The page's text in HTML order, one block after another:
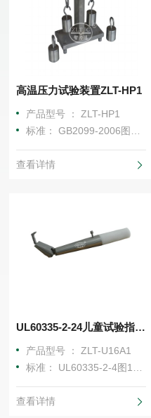
高温压力试验装置ZLT-HP1
产品型号 ： ZLT-HP1
标准： GB2099-2006图41、IEC60884-1：2022图44（30.1条
查看详情
UL60335-2-24儿童试验指ZLT-U16A1
产品型号 ： ZLT-U16A1
标准： UL60335-2-4图101.DVA.1
查看详情